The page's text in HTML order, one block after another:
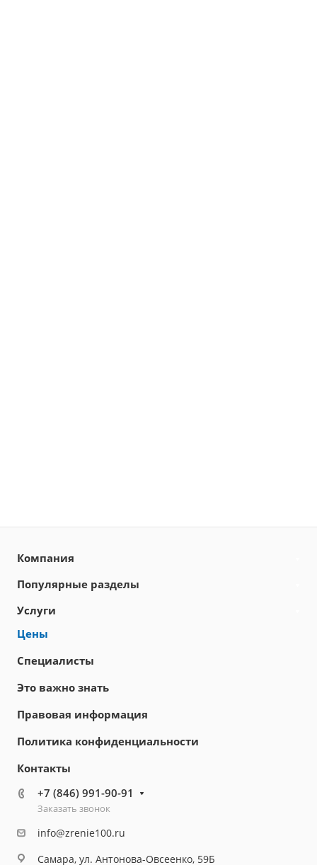
Компания
Популярные разделы
Услуги
Цены
Специалисты
Это важно знать
Правовая информация
Политика конфиденциальности
Контакты
+7 (846) 991-90-91
Заказать звонок
info@zrenie100.ru
Самара, ул. Антонова-Овсеенко, 59Б